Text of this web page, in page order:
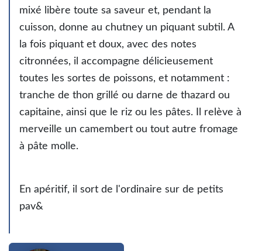
mixé libère toute sa saveur et, pendant la
cuisson, donne au chutney un piquant subtil. A
la fois piquant et doux, avec des notes
citronnées, il accompagne délicieusement
toutes les sortes de poissons, et notamment :
tranche de thon grillé ou darne de thazard ou
capitaine, ainsi que le riz ou les pâtes. Il relève à
merveille un camembert ou tout autre fromage
à pâte molle.
En apéritif, il sort de l'ordinaire sur de petits
pav&